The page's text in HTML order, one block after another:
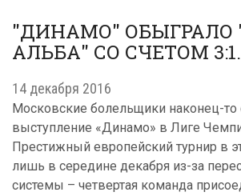
"ДИНАМО" ОБЫГРАЛО
АЛЬБА" СО СЧЕТОМ 3:1.
14 декабря 2016
Московские болельщики наконец-то
выступление «Динамо» в Лиге
Престижный европейский турнир в
лишь в середине декабря из-за
системы – четвертая команда